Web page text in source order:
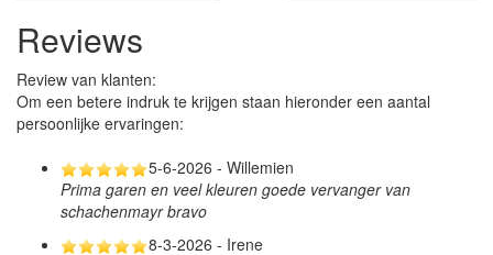
Reviews
Review van klanten:
Om een betere indruk te krijgen staan hieronder een aantal
persoonlijke ervaringen:
5-6-2026 - Willemien
Prima garen en veel kleuren goede vervanger van
schachenmayr bravo
8-3-2026 - Irene